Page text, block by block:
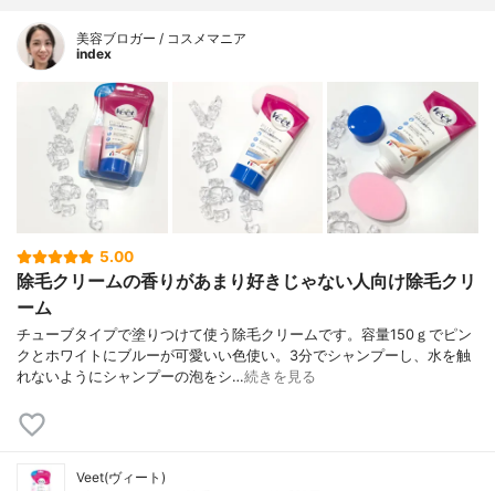
美容ブロガー / コスメマニア
index
5.00
除毛クリームの香りがあまり好きじゃない人向け除毛クリ
ーム
チューブタイプで塗りつけて使う除毛クリームです。容量150ｇでピン
クとホワイトにブルーが可愛いい色使い。3分でシャンプーし、水を触
れないようにシャンプーの泡をシ…続きを見る
Veet(ヴィート)